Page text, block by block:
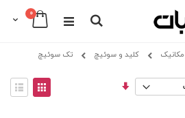
Cart0 عدد
Search
کلید و سوئیچ تک سوئیچ
مرتب
View
as